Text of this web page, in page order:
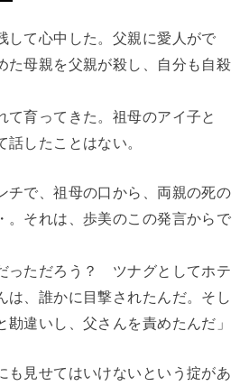
して心中した。父親に愛人がで
た母親を父親が殺し、自分も自殺
て育ってきた。祖母のアイ子と
したことはない。
チで、祖母の口から、両親の死の
。それは、歩美のこの発言からで
っただろう？ ツナグとしてホテ
は、誰かに目撃されたんだ。そし
違いし、父さんを責めたんだ」
も見せてはいけないという掟があ